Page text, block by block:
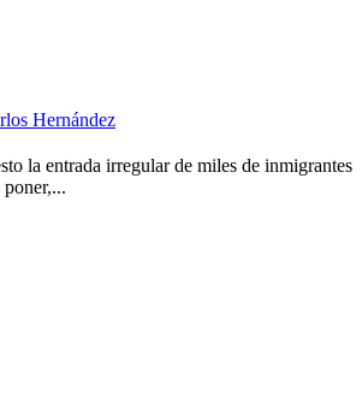
Hernández
la entrada irregular de miles de inmigrantes